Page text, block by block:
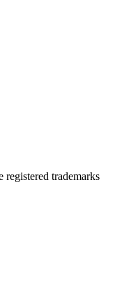
registered trademarks